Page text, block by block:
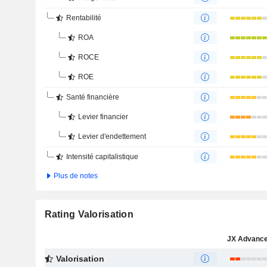
Rentabilité
ROA
ROCE
ROE
Santé financière
Levier financier
Levier d'endettement
Intensité capitalistique
Plus de notes
Rating Valorisation
Valorisation